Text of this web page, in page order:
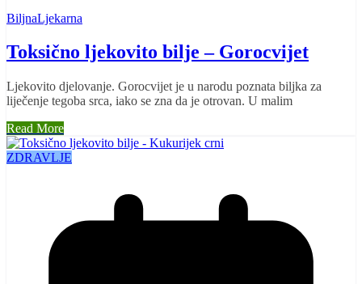
BiljnaLjekarna
Toksično ljekovito bilje – Gorocvijet
Ljekovito djelovanje. Gorocvijet je u narodu poznata biljka za
liječenje tegoba srca, iako se zna da je otrovan. U malim
Read More
ZDRAVLJE